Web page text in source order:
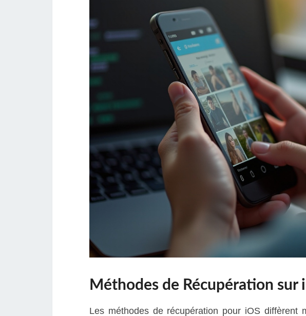
Méthodes de Récupération sur
Les méthodes de récupération pour iOS diffèrent